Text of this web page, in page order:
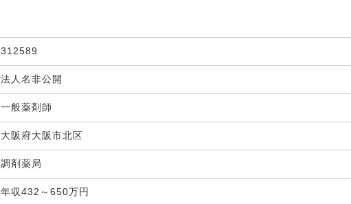
312589
法人名非公開
一般薬剤師
大阪府大阪市北区
調剤薬局
年収432～650万円